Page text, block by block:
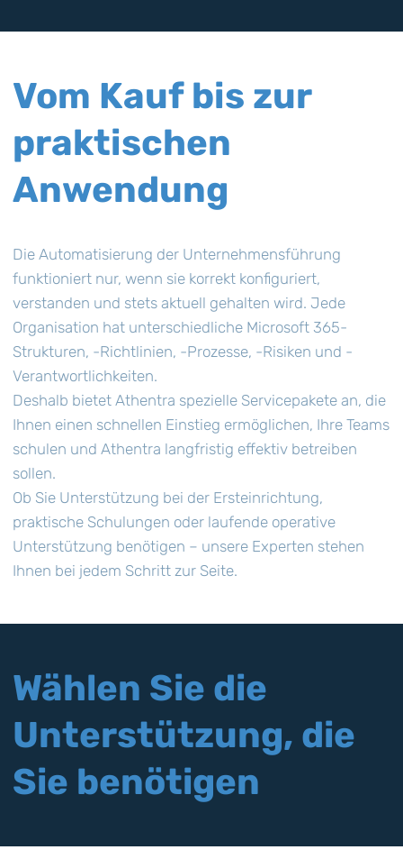
Vom Kauf bis zur
praktischen
Anwendung
Die Automatisierung der Unternehmensführung
funktioniert nur, wenn sie korrekt konfiguriert,
verstanden und stets aktuell gehalten wird. Jede
Organisation hat unterschiedliche Microsoft 365-
Strukturen, -Richtlinien, -Prozesse, -Risiken und -
Verantwortlichkeiten.
Deshalb bietet Athentra spezielle Servicepakete an, die
Ihnen einen schnellen Einstieg ermöglichen, Ihre Teams
schulen und Athentra langfristig effektiv betreiben
sollen.
Ob Sie Unterstützung bei der Ersteinrichtung,
praktische Schulungen oder laufende operative
Unterstützung benötigen – unsere Experten stehen
Ihnen bei jedem Schritt zur Seite.
Wählen Sie die
Unterstützung, die
Sie benötigen